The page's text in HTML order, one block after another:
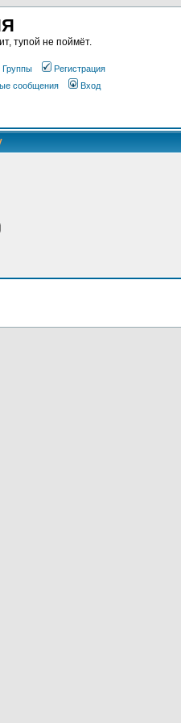
тупой не поймёт.
Группы
Регистрация
сообщения Вход